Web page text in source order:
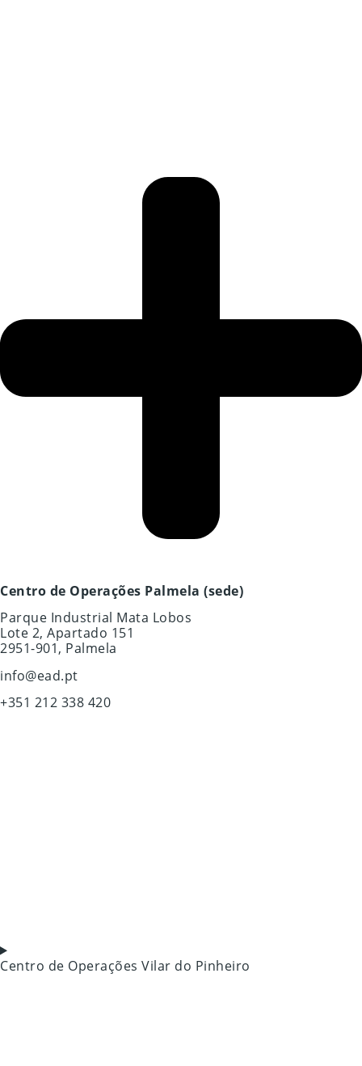
Centro de Operações Palmela (sede)
Parque Industrial Mata Lobos
Lote 2, Apartado 151
2951-901, Palmela
info@ead.pt
+351 212 338 420
Centro de Operações Vilar do Pinheiro